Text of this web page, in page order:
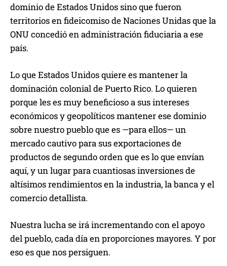
dominio de Estados Unidos sino que fueron
territorios en fideicomiso de Naciones Unidas que la
ONU concedió en administración fiduciaria a ese
país.
Lo que Estados Unidos quiere es mantener la
dominación colonial de Puerto Rico. Lo quieren
porque les es muy beneficioso a sus intereses
económicos y geopolíticos mantener ese dominio
sobre nuestro pueblo que es —para ellos— un
mercado cautivo para sus exportaciones de
productos de segundo orden que es lo que envían
aquí, y un lugar para cuantiosas inversiones de
altísimos rendimientos en la industria, la banca y el
comercio detallista.
Nuestra lucha se irá incrementando con el apoyo
del pueblo, cada día en proporciones mayores. Y por
eso es que nos persiguen.